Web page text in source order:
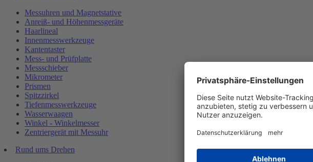
Messuhren und Magnetstative
Anreiß- und Höhenmessgeräte
Haarlineal
Innenmesswerkzeuge
Kantentaster
Mess- und Prüfplatte
Messschieber
Mikrometer
Prismen
Spitzzirkel
Tiefenmesswerkzeuge
Wasserwaagen
Winkel - Winkelmesser
Zentriergerät mit Messuhr
Rund ums Drehen